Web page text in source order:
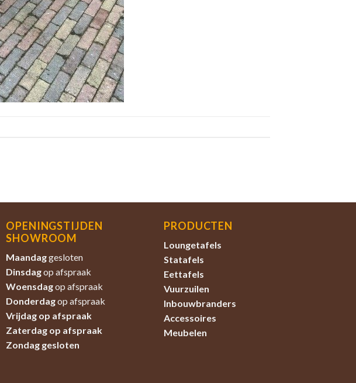
OPENINGSTIJDEN
SHOWROOM
Maandaggesloten
Dinsdagop afspraak
Woensdagop afspraak
Donderdagop afspraak
Vrijdag op afspraak
Zaterdag op afspraak
Zondag gesloten
PRODUCTEN
Loungetafels
Statafels
Eettafels
Vuurzuilen
Inbouwbranders
Accessoires
Meubelen